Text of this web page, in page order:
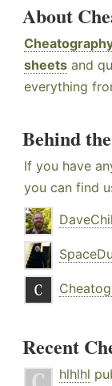
About
sheets and
everything
Behind
If you have
you can find
Recent
hlhlhl